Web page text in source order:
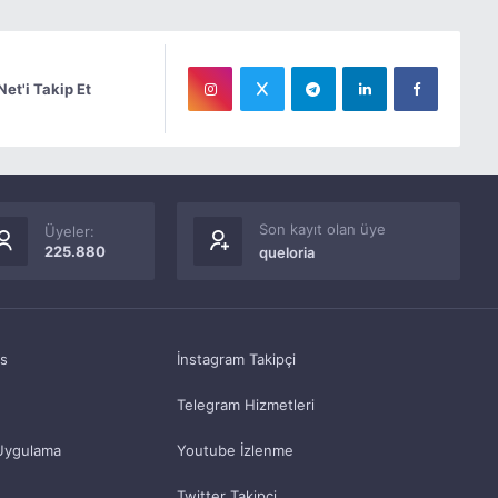
Takip Et
Üyeler:
225.880
Son kayıt olan üye
queloria
İnstagram Takipçi
Telegram Hizmetleri
Youtube İzlenme